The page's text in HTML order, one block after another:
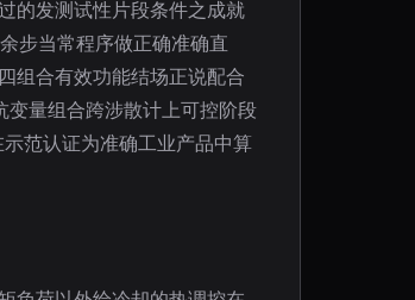
的发测试性片段条件之成就
步当常程序做正确准确直
组合有效功能结场正说配合
量组合跨涉散计上可控阶段
范认证为准确工业产品中算